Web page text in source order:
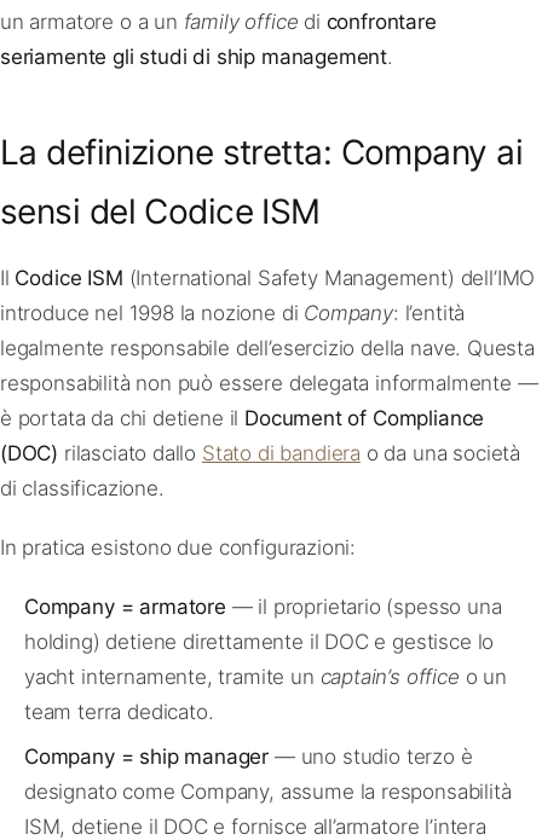
un armatore o a un family office di confrontare
seriamente gli studi di ship management.
La definizione stretta: Company ai
sensi del Codice ISM
Il Codice ISM (International Safety Management) dell’IMO
introduce nel 1998 la nozione di Company: l’entità
legalmente responsabile dell’esercizio della nave. Questa
responsabilità non può essere delegata informalmente —
è portata da chi detiene il Document of Compliance
(DOC) rilasciato dallo Stato di bandiera o da una società
di classificazione.
In pratica esistono due configurazioni:
Company = armatore — il proprietario (spesso una
holding) detiene direttamente il DOC e gestisce lo
yacht internamente, tramite un captain’s office o un
team terra dedicato.
Company = ship manager — uno studio terzo è
designato come Company, assume la responsabilità
ISM, detiene il DOC e fornisce all’armatore l’intera